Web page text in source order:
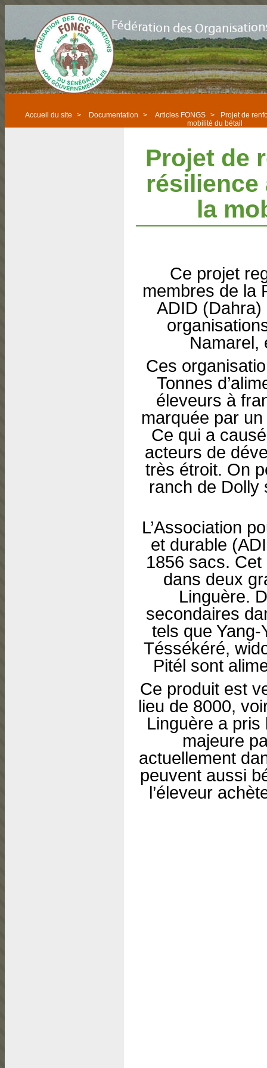
Accueil du site > Documentation > Articles FONGS >
Projet de
mobilité du bétail
Projet de
résilience
la
Ce projet
membres de la
ADID
Namarel,
Ces
Tonnes
éleveurs à
marquée par
Ce qui a
acteurs de
très étroit. On
ranch de Dolly
L’Association
et durable
1856 sacs.
dans deux
Linguère.
secondaires
tels que
Téssékéré,
Pitél sont
Ce produit est
lieu de 8000,
Linguère a
majeure
actuellement
peuvent aussi
l’éleveur